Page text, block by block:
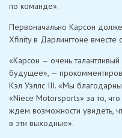
по команде».
Первоначально Карсон
Xfinity в Дарлингтоне вместе
«Карсон — очень
будущее», —
Кэл Уэллс III. «Мы
«Niece Motorsports» за то,
ждем возможности увидеть,
в эти выходные».